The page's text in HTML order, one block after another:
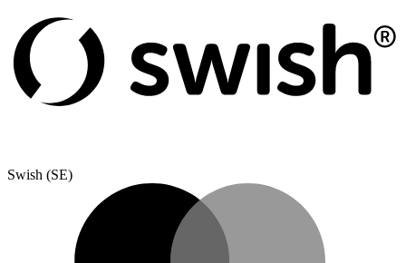
Swish (SE)